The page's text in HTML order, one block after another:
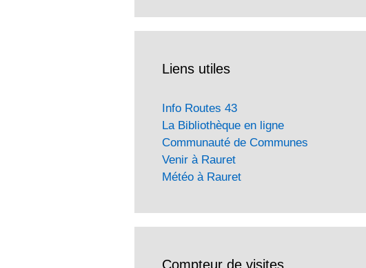
Liens utiles
Info Routes 43
La Bibliothèque en ligne
Communauté de Communes
Venir à Rauret
Météo à Rauret
Compteur de visites